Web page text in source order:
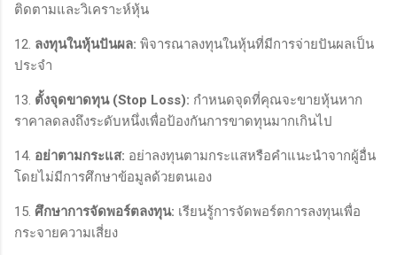
ติดตามและวิเคราะห์หุ้น
12. ลงทุนในหุ้นปันผล: พิจารณาลงทุนในหุ้นที่มีการจ่ายปันผลเป็น
ประจำ
13. ตั้งจุดขาดทุน (Stop Loss): กำหนดจุดที่คุณจะขายหุ้นหาก
ราคาลดลงถึงระดับหนึ่งเพื่อป้องกันการขาดทุนมากเกินไป
14. อย่าตามกระแส: อย่าลงทุนตามกระแสหรือคำแนะนำจากผู้อื่น
โดยไม่มีการศึกษาข้อมูลด้วยตนเอง
15. ศึกษาการจัดพอร์ตลงทุน: เรียนรู้การจัดพอร์ตการลงทุนเพื่อ
กระจายความเสี่ยง